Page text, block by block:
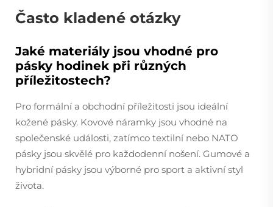
Často kladené otázky
Jaké materiály jsou vhodné pro
pásky hodinek při různých
příležitostech?
Pro formální a obchodní příležitosti jsou ideální
kožené pásky. Kovové náramky jsou vhodné na
společenské události, zatímco textilní nebo NATO
pásky jsou skvělé pro každodenní nošení. Gumové a
hybridní pásky jsou výborné pro sport a aktivní styl
života.